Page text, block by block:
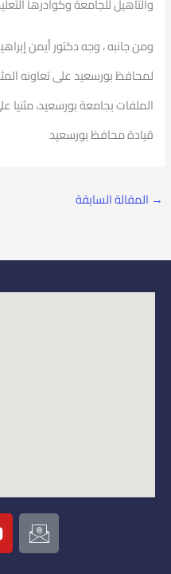
والتأهيل للجامعة وكوادرها
ومن جانبه ، وجه دكتور أيمن
لمحافظ بورسعيد على تعاونه
الملفات بجامعة بورسعيد، مثنيا
قيادة محافظ بورسعيد
→ المقالة السابقة
I
c
o